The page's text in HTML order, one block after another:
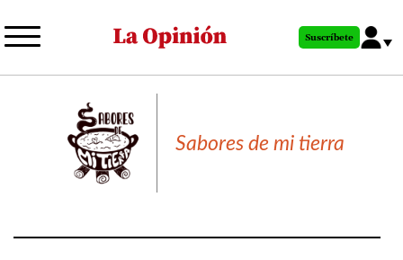
al
principal
Suscríbete
Sabores de mi tierra